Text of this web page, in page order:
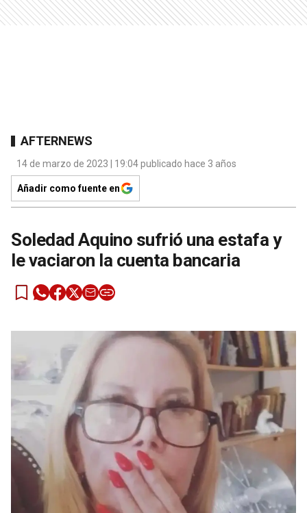
AFTERNEWS
14 de marzo de 2023 | 19:04 publicado hace 3 años
Añadir como fuente en
Soledad Aquino sufrió una estafa y
le vaciaron la cuenta bancaria